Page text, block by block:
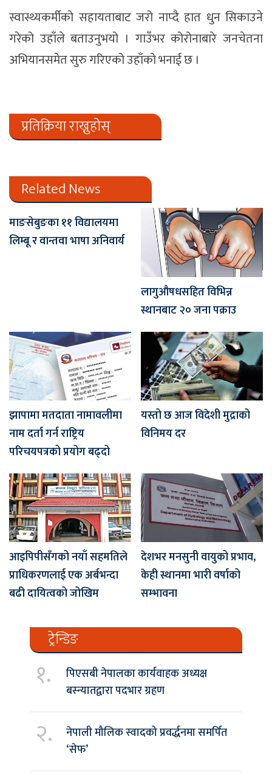
स्वास्थ्यकर्मीको सहायताबाट जरो नाप्दै हात धुन सिकाउने
गरेको उहाँले बताउनुभयो । गाउँभर कोरोनाबारे जनचेतना
अभियानसमेत सुरु गरिएको उहाँको भनाई छ ।
प्रतिक्रिया राख्नुहोस्
Related News
माङसेबुङका ११ विद्यालयमा
लिम्बू र वान्तवा भाषा अनिवार्य
लागुऔषधसहित विभिन्न
स्थानबाट २० जना पक्राउ
झापामा मतदाता नामावलीमा
नाम दर्ता गर्न राष्ट्रिय
परिचयपत्रको प्रयोग बढ्दो
यस्तो छ आज विदेशी मुद्राको
विनिमय दर
आइपिपीसँगको नयाँ सहमतिले
प्राधिकरणलाई एक अर्बभन्दा
बढी दायित्वको जोखिम
देशभर मनसुनी वायुको प्रभाव,
केही स्थानमा भारी वर्षाको
सम्भावना
ट्रेन्डिङ
१.
पिएसबी नेपालका कार्यवाहक अध्यक्ष
बस्न्यातद्वारा पदभार ग्रहण
२.
नेपाली मौलिक स्वादको प्रवर्द्धनमा समर्पित
‘सेफ’